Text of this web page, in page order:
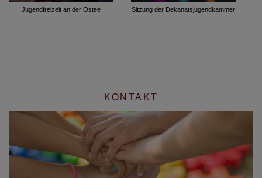
Jugendfreizeit an der Ostee
Sitzung der Dekanatsjugendkammer
KONTAKT